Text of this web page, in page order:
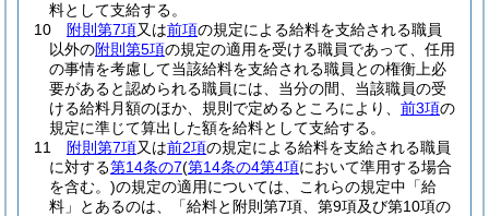
料として支給する。
10
附則第7項又は前項の規定による給料を支給される職員
以外の附則第5項の規定の適用を受ける職員であって、任用
の事情を考慮して当該給料を支給される職員との権衡上必
要があると認められる職員には、当分の間、当該職員の受
ける給料月額のほか、規則で定めるところにより、 前3項の
規定に準じて算出した額を給料として支給する。
11
附則第7項又は前2項の規定による給料を支給される職員
に対する第14条の7(第14条の4第4項において準用する場合
を含む。)の規定の適用については、これらの規定中「給
料」とあるのは、「給料と附則第7項、第9項及び第10項の